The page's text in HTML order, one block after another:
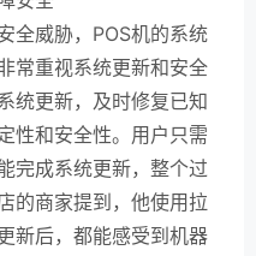
全威胁，POS机的系统
常重视系统更新和安全
统更新，及时修复已知
性和安全性。用户只需
完成系统更新，整个过
的商家提到，他使用拉
新后，都能感受到机器